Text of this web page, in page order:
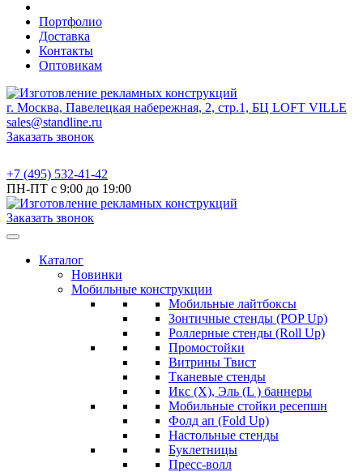
Портфолио
Доставка
Контакты
Оптовикам
г. Москва, Павелецкая набережная, 2, стр.1, БЦ LOFT VILLE
sales@standline.ru
Заказать звонок
+7 (495) 532-41-42
ПН-ПТ с 9:00 до 19:00
Заказать звонок
Каталог
Новинки
Мобильные конструкции
Мобильные лайтбоксы
Зонтичные стенды (POP Up)
Роллерные стенды (Roll Up)
Промостойки
Витрины Твист
Тканевые стенды
Икс (X), Эль (L ) баннеры
Мобильные стойки ресепшн
Фолд ап (Fold Up)
Настольные стенды
Буклетницы
Пресс-волл